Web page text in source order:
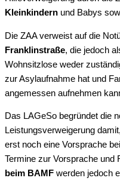
Kleinkindern und Babys
Die ZAA verweist auf die
Franklinstraße, die jedoch
Wohnsitzlose weder
zur Asylaufnahme hat und
angemessen aufnehmen
Das LAGeSo begründet die
Leistungsverweigerung
erst noch eine Vorsprache
Termine zur Vorsprache und
beim BAMF werden jedoch